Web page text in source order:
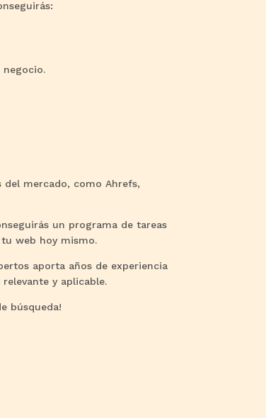
mercado, como Ahrefs,
un programa de tareas
web hoy mismo.
aporta años de experiencia
y aplicable.
búsqueda!